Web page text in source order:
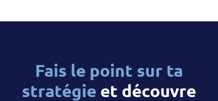
Fais le point sur ta
stratégie et découvre